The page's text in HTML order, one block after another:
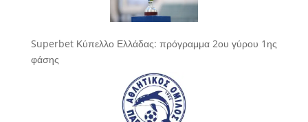
Superbet Κύπελλο Ελλάδας: πρόγραμμα 2ου γύρου 1ης
φάσης